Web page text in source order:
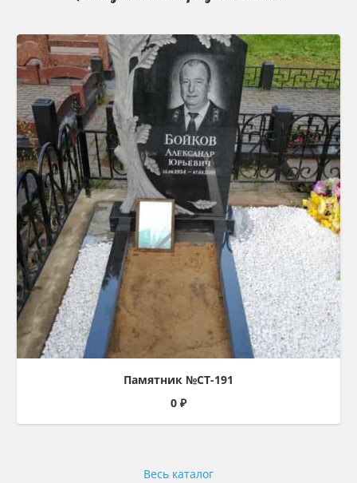
Памятник №СТ-191
0 ₽
Весь каталог